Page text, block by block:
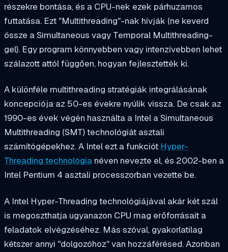
részekre bontása, és a CPU-nek ezek párhuzamos
futtatása. Ezt "Multithreading"-nak hívják (ne keverd
össze a Simultaneous vagy Temporal Multithreading-
gel). Egy program könnyebben vagy intenzívebben lehet
szálazott attól függően, hogyan fejlesztették ki.
A különféle multithreading stratégiák integrálásának
koncepciója az 50-es évekre nyúlik vissza. De csak az
1990-es évek végén használta a Intel a Simultaneous
Multithreading (SMT) technológiát asztali
számítógépekhez. A Intel ezt a funkciót Hyper-
Threading technológia néven nevezte el, és 2002-ben a
Intel Pentium 4 asztali processzorban vezette be.
A Intel Hyper-Threading technológiájával akár két szál
is megoszthatja ugyanazon CPU mag erőforrásait a
feladatok elvégzéséhez. Más szóval, gyakorlatilag
kétszer annyi "dolgozóhoz" van hozzáférésed. Azonban